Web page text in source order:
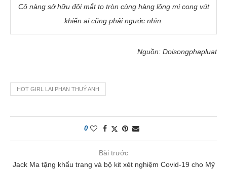
Cô nàng sở hữu đôi mắt to tròn cùng hàng lông mi cong vút
khiến ai cũng phải ngước nhìn.
Nguồn: Doisongphapluat
HOT GIRL LAI PHAN THUÝ ANH
0
Bài trước
Jack Ma tặng khẩu trang và bộ kit xét nghiệm Covid-19 cho Mỹ